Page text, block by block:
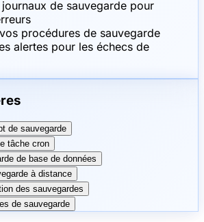
de sauvegarde pour
procédures de sauvegarde
alertes pour les échecs de
de sauvegarde
tâche cron
de base de données
à distance
des sauvegardes
de sauvegarde